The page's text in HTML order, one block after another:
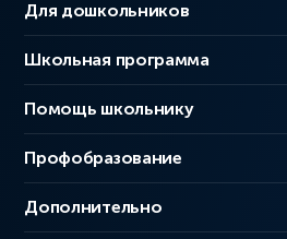
Для дошкольников
Школьная программа
Помощь школьнику
Профобразование
Дополнительно